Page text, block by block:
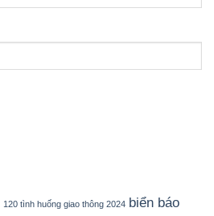
120 tình huống giao thông 2024 biển báo